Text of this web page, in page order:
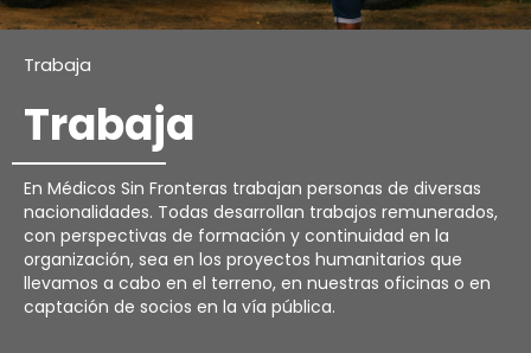
Trabaja
Trabaja
En Médicos Sin Fronteras trabajan personas de diversas
nacionalidades. Todas desarrollan trabajos remunerados,
con perspectivas de formación y continuidad en la
organización, sea en los proyectos humanitarios que
llevamos a cabo en el terreno, en nuestras oficinas o en
captación de socios en la vía pública.